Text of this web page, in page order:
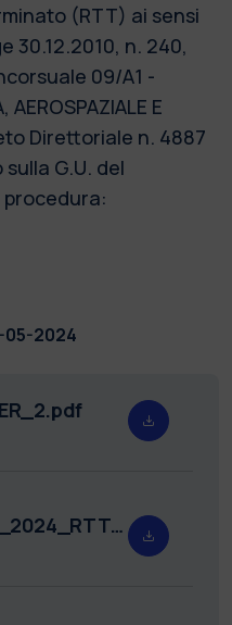
(RTT) ai sensi
30.12.2010, n. 240,
09/A1 -
AEROSPAZIALE E
Direttoriale n. 4887
G.U. del
05-2024
Nomina_Commissione_2024_RTT_DAER_2.pdf